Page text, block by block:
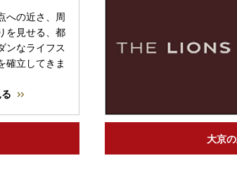
への近さ、周
を見せる、都
ンなライフス
確立してきま
大京の